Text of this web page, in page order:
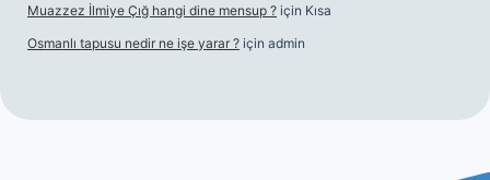
Muazzez İlmiye Çığ hangi dine mensup ? için Kısa
Osmanlı tapusu nedir ne işe yarar ? için admin